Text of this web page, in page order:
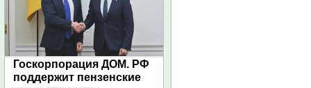
Госкорпорация ДОМ. РФ
поддержит пензенские